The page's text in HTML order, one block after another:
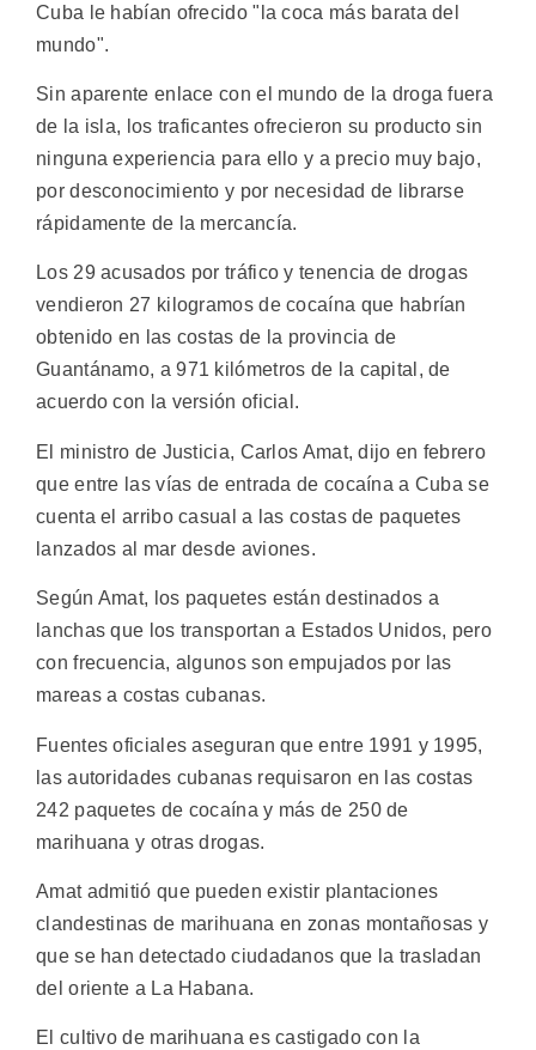
Cuba le habían ofrecido "la coca más barata del
mundo".
Sin aparente enlace con el mundo de la droga fuera
de la isla, los traficantes ofrecieron su producto sin
ninguna experiencia para ello y a precio muy bajo,
por desconocimiento y por necesidad de librarse
rápidamente de la mercancía.
Los 29 acusados por tráfico y tenencia de drogas
vendieron 27 kilogramos de cocaína que habrían
obtenido en las costas de la provincia de
Guantánamo, a 971 kilómetros de la capital, de
acuerdo con la versión oficial.
El ministro de Justicia, Carlos Amat, dijo en febrero
que entre las vías de entrada de cocaína a Cuba se
cuenta el arribo casual a las costas de paquetes
lanzados al mar desde aviones.
Según Amat, los paquetes están destinados a
lanchas que los transportan a Estados Unidos, pero
con frecuencia, algunos son empujados por las
mareas a costas cubanas.
Fuentes oficiales aseguran que entre 1991 y 1995,
las autoridades cubanas requisaron en las costas
242 paquetes de cocaína y más de 250 de
marihuana y otras drogas.
Amat admitió que pueden existir plantaciones
clandestinas de marihuana en zonas montañosas y
que se han detectado ciudadanos que la trasladan
del oriente a La Habana.
El cultivo de marihuana es castigado con la